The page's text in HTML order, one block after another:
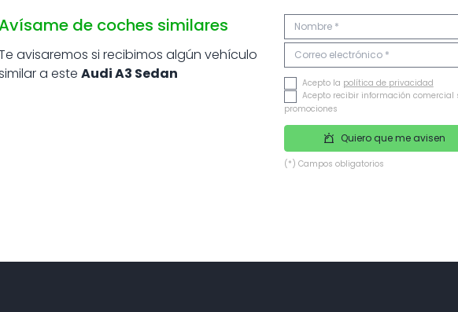
de coches similares
avisaremos si recibimos algún vehículo
a este Audi A3 Sedan
Acepto la política de privacidad
Acepto recibir información comercial
promociones
Quiero que me avisen
(*) Campos obligatorios